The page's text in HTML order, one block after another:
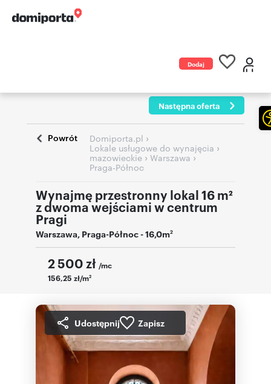
Dodaj
Następna oferta
Powrót Domiporta.pl ›
Lokale usługowe do wynajęcia ›
mazowieckie › Warszawa ›
Praga-Północ
Wynajmę przestronny lokal 16 m²
z dwoma wejściami w centrum
Pragi
Warszawa, Praga-Północ- 16,0m2
2 500 zł /mc
156,25 zł/m2
Udostępnij Zapisz